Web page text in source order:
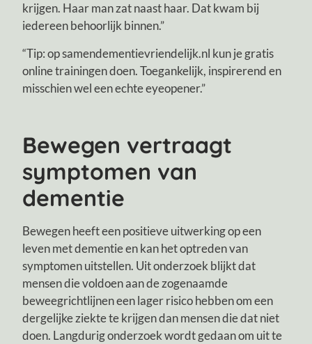
krijgen. Haar man zat naast haar. Dat kwam bij
iedereen behoorlijk binnen.”
“Tip: op samendementievriendelijk.nl kun je gratis
online trainingen doen. Toegankelijk, inspirerend en
misschien wel een echte eyeopener.”
Bewegen vertraagt
symptomen van
dementie
Bewegen heeft een positieve uitwerking op een
leven met dementie en kan het optreden van
symptomen uitstellen. Uit onderzoek blijkt dat
mensen die voldoen aan de zogenaamde
beweegrichtlijnen een lager risico hebben om een
dergelijke ziekte te krijgen dan mensen die dat niet
doen. Langdurig onderzoek wordt gedaan om uit te